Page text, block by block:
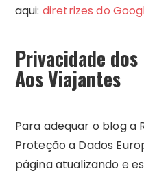
aqui: diretrizes do
Privacidade
Aos Viajantes
Para adequar o blog a
Proteção a Dados
página atualizando e